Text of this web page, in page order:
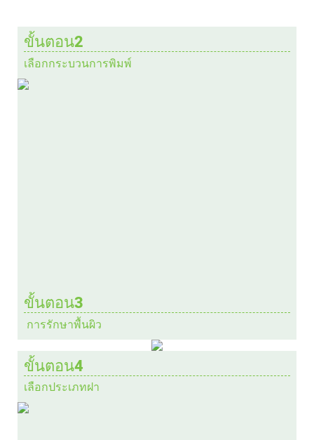
ขั้นตอน2
เลือกกระบวนการพิมพ์
ขั้นตอน3
การรักษาพื้นผิว
ขั้นตอน4
เลือกประเภทฝา